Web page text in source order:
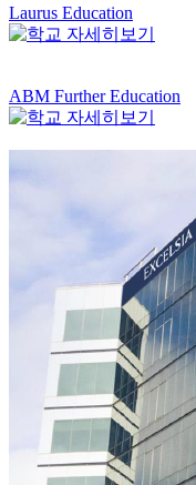
Laurus Education
ABM Further Education